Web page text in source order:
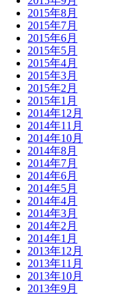
2015年8月
2015年7月
2015年6月
2015年5月
2015年4月
2015年3月
2015年2月
2015年1月
2014年12月
2014年11月
2014年10月
2014年8月
2014年7月
2014年6月
2014年5月
2014年4月
2014年3月
2014年2月
2014年1月
2013年12月
2013年11月
2013年10月
2013年9月